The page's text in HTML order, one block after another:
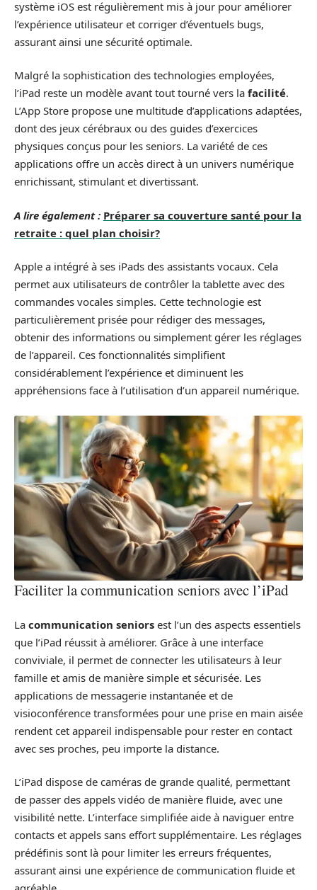
système iOS est régulièrement mis à jour pour améliorer
l’expérience utilisateur et corriger d’éventuels bugs,
assurant ainsi une sécurité optimale.
Malgré la sophistication des technologies employées,
l’iPad reste un modèle avant tout tourné vers la facilité.
L’App Store propose une multitude d’applications adaptées,
dont des jeux cérébraux ou des guides d’exercices
physiques conçus pour les seniors. La variété de ces
applications offre un accès direct à un univers numérique
enrichissant, stimulant et divertissant.
A lire également : Préparer sa couverture santé pour la
retraite : quel plan choisir?
Apple a intégré à ses iPads des assistants vocaux. Cela
permet aux utilisateurs de contrôler la tablette avec des
commandes vocales simples. Cette technologie est
particulièrement prisée pour rédiger des messages,
obtenir des informations ou simplement gérer les réglages
de l’appareil. Ces fonctionnalités simplifient
considérablement l’expérience et diminuent les
appréhensions face à l’utilisation d’un appareil numérique.
Faciliter la communication seniors avec l’iPad
La communication seniors est l’un des aspects essentiels
que l’iPad réussit à améliorer. Grâce à une interface
conviviale, il permet de connecter les utilisateurs à leur
famille et amis de manière simple et sécurisée. Les
applications de messagerie instantanée et de
visioconférence transformées pour une prise en main aisée
rendent cet appareil indispensable pour rester en contact
avec ses proches, peu importe la distance.
L’iPad dispose de caméras de grande qualité, permettant
de passer des appels vidéo de manière fluide, avec une
visibilité nette. L’interface simplifiée aide à naviguer entre
contacts et appels sans effort supplémentaire. Les réglages
prédéfinis sont là pour limiter les erreurs fréquentes,
assurant ainsi une expérience de communication fluide et